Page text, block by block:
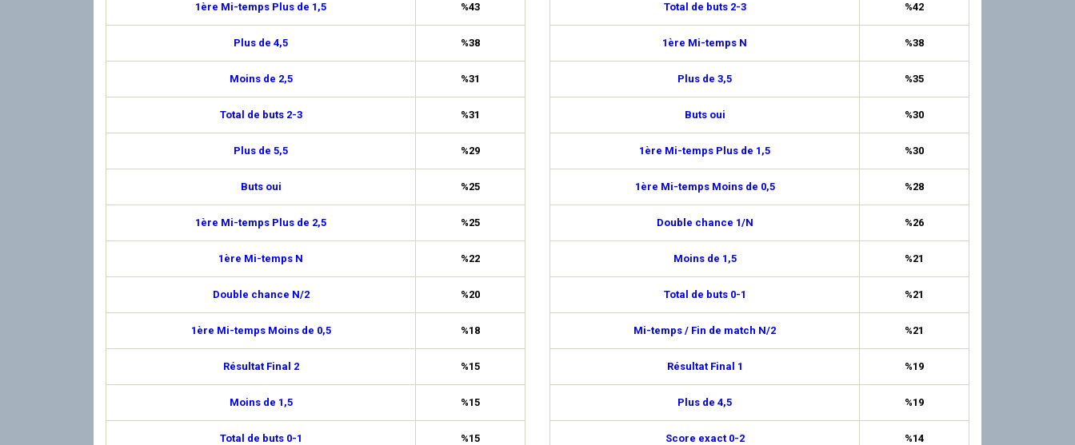
1ère Mi-temps Plus de 1,5 %43
Plus de 4,5 %38
Moins de 2,5 %31
Total de buts 2-3 %31
Plus de 5,5 %29
Buts oui %25
1ère Mi-temps Plus de 2,5 %25
1ère Mi-temps N %22
Double chance N/2 %20
1ère Mi-temps Moins de 0,5 %18
Résultat Final 2 %15
Moins de 1,5 %15
Total de buts 0-1 %15
Total de buts 2-3 %42
1ère Mi-temps N %38
Plus de 3,5 %35
Buts oui %30
1ère Mi-temps Plus de 1,5 %30
1ère Mi-temps Moins de 0,5 %28
Double chance 1/N %26
Moins de 1,5 %21
Total de buts 0-1 %21
Mi-temps / Fin de match N/2 %21
Résultat Final 1 %19
Plus de 4,5 %19
Score exact 0-2 %14